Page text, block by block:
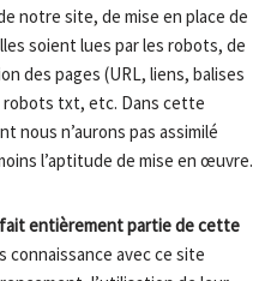
notre site, de mise en place de
soient lues par les robots, de
des pages (URL, liens, balises
txt, etc. Dans cette
nous n’aurons pas assimilé
l’aptitude de mise en œuvre.
entièrement partie de cette
connaissance avec ce site